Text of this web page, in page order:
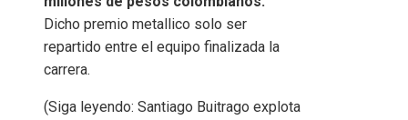
Dicho premio metallico solo ser
repartido entre el equipo finalizada la
carrera.
(Siga leyendo: Santiago Buitrago explota